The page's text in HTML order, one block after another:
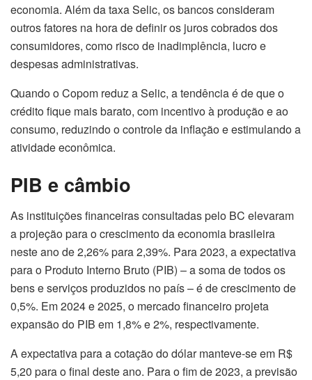
economia. Além da taxa Selic, os bancos consideram
outros fatores na hora de definir os juros cobrados dos
consumidores, como risco de inadimplência, lucro e
despesas administrativas.
Quando o Copom reduz a Selic, a tendência é de que o
crédito fique mais barato, com incentivo à produção e ao
consumo, reduzindo o controle da inflação e estimulando a
atividade econômica.
PIB e câmbio
As instituições financeiras consultadas pelo BC elevaram
a projeção para o crescimento da economia brasileira
neste ano de 2,26% para 2,39%. Para 2023, a expectativa
para o Produto Interno Bruto (PIB) – a soma de todos os
bens e serviços produzidos no país – é de crescimento de
0,5%. Em 2024 e 2025, o mercado financeiro projeta
expansão do PIB em 1,8% e 2%, respectivamente.
A expectativa para a cotação do dólar manteve-se em R$
5,20 para o final deste ano. Para o fim de 2023, a previsão